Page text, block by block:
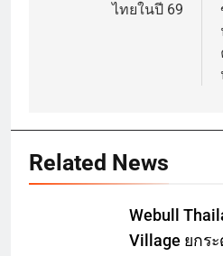
ไทยในปี 69
Related News
Webull
Village ยกร